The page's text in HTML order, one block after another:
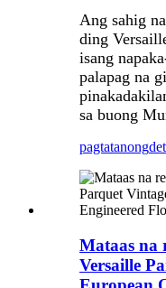
Ang sahig
ding
isang
palapag na
sa buong
pagtatanong
Mataas na
Versaille